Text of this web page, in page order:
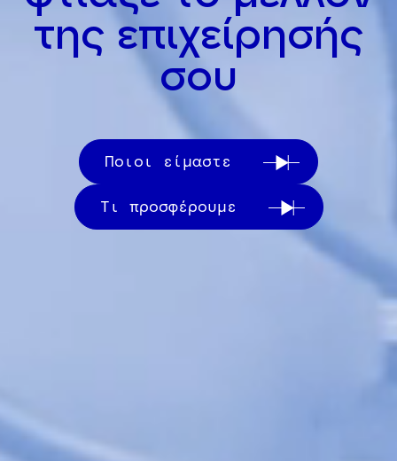
της επιχείρησής
σου
Ποιοι είμαστε
Τι προσφέρουμε